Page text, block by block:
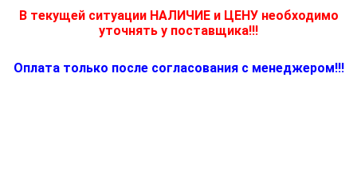
В текущей ситуации НАЛИЧИЕ и ЦЕНУ необходимо
уточнять у поставщика!!!
Оплата только после согласования с менеджером!!!